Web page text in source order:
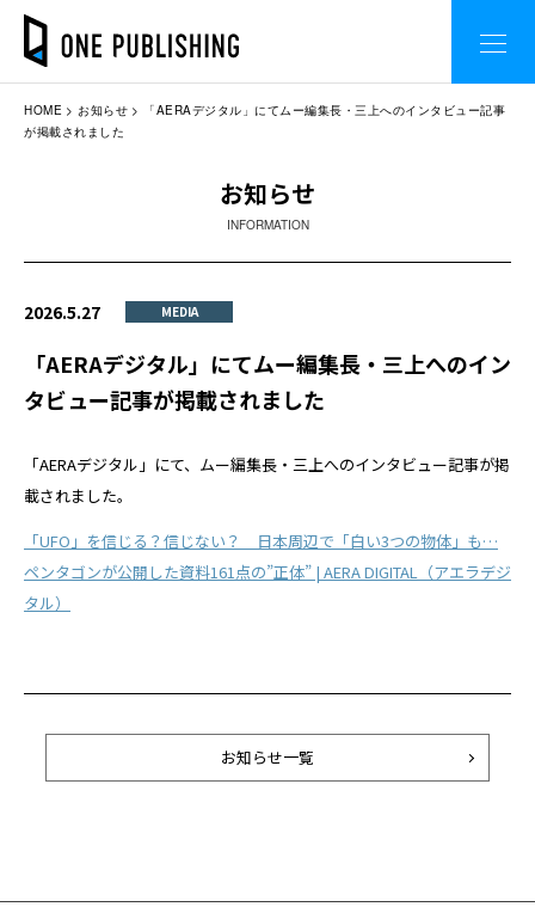
HOME お知らせ
「AERAデジタル」にてムー編集長・三上へのインタビュー記事
が掲載されました
お知らせ
INFORMATION
2026.5.27 MEDIA
「AERAデジタル」にてムー編集長・三上へのイン
タビュー記事が掲載されました
「AERAデジタル」にて、ムー編集長・三上へのインタビュー記事が掲
載されました。
「UFO」を信じる？信じない？ 日本周辺で「白い3つの物体」も…
ペンタゴンが公開した資料161点の”正体” | AERA DIGITAL（アエラデジ
タル）
お知らせ一覧